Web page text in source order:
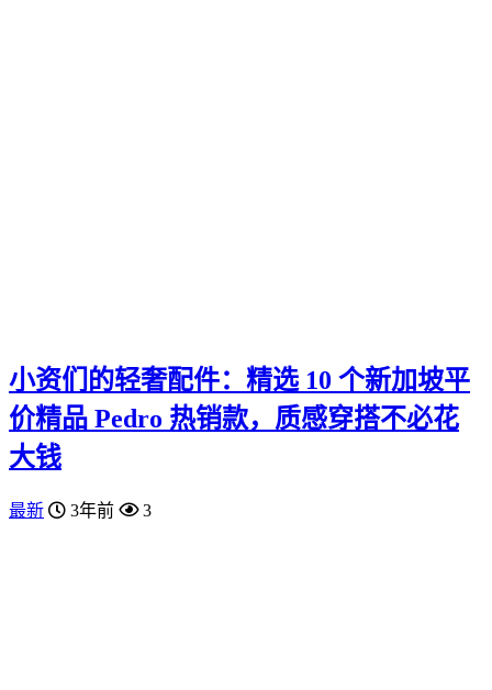
小资们的轻奢配件：精选 10 个新加坡平
价精品 Pedro 热销款，质感穿搭不必花
大钱
最新 3年前 3